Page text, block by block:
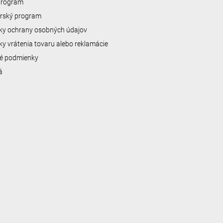
program
ochrany osobných údajov
vrátenia tovaru alebo reklamácie
podmienky